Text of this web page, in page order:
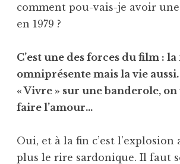
comment pou-vais-je avoir
en 1979 ?
C’est une des forces du film :
omniprésente mais la vie
« Vivre » sur une banderole, on
faire l’amour…
Oui, et à la fin c’est l’explosion
plus le rire sardonique. Il faut